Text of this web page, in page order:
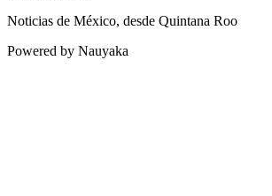
Noticias de México, desde Quintana Roo
Powered by Nauyaka